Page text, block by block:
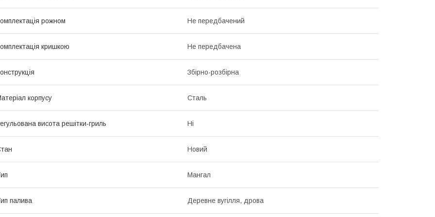
рожном Не передбачений
кришкою Не передбачена
Збірно-розбірна
корпусу Сталь
висота решітки-гриль Ні
Новий
Мангал
палива Деревне вугілля, дрова